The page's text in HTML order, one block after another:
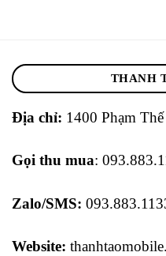
THANH
Địa chỉ: 1400 Phạm
Gọi thu mua:
Zalo/SMS:
Website: